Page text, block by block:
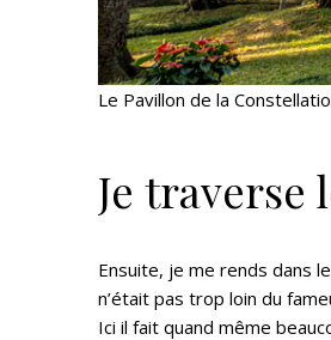
Le Pavillon de la
Je traverse
Ensuite, je me rends dans
n’était pas trop loin du
Ici il fait quand même